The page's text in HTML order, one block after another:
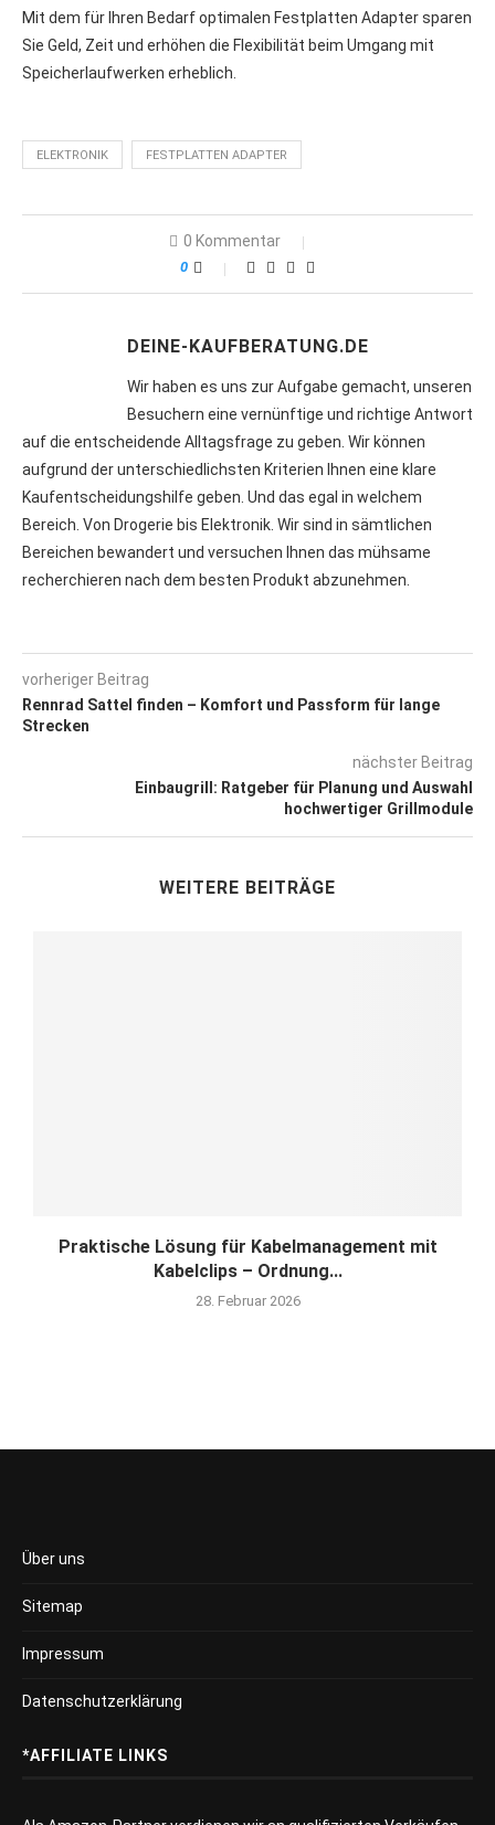
Mit dem für Ihren Bedarf optimalen Festplatten Adapter sparen
Sie Geld, Zeit und erhöhen die Flexibilität beim Umgang mit
Speicherlaufwerken erheblich.
ELEKTRONIK FESTPLATTEN ADAPTER
0 Kommentar
0
DEINE-KAUFBERATUNG.DE
Wir haben es uns zur Aufgabe gemacht, unseren
Besuchern eine vernünftige und richtige Antwort
auf die entscheidende Alltagsfrage zu geben. Wir können
aufgrund der unterschiedlichsten Kriterien Ihnen eine klare
Kaufentscheidungshilfe geben. Und das egal in welchem
Bereich. Von Drogerie bis Elektronik. Wir sind in sämtlichen
Bereichen bewandert und versuchen Ihnen das mühsame
recherchieren nach dem besten Produkt abzunehmen.
vorheriger Beitrag
Rennrad Sattel finden – Komfort und Passform für lange
Strecken
nächster Beitrag
Einbaugrill: Ratgeber für Planung und Auswahl
hochwertiger Grillmodule
WEITERE BEITRÄGE
Praktische Lösung für Kabelmanagement mit
Kabelclips – Ordnung...
28. Februar 2026
Über uns
Sitemap
Impressum
Datenschutzerklärung
*AFFILIATE LINKS